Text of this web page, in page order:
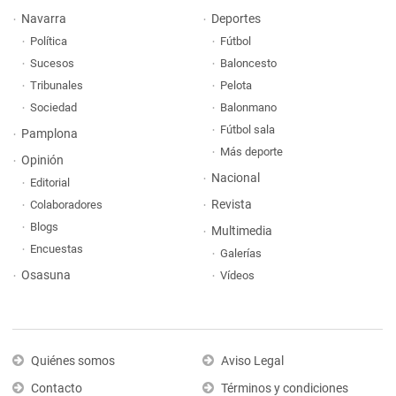
Navarra
Política
Sucesos
Tribunales
Sociedad
Pamplona
Opinión
Editorial
Colaboradores
Blogs
Encuestas
Osasuna
Deportes
Fútbol
Baloncesto
Pelota
Balonmano
Fútbol sala
Más deporte
Nacional
Revista
Multimedia
Galerías
Vídeos
Quiénes somos
Contacto
Aviso Legal
Términos y condiciones